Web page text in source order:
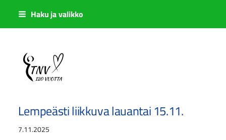
Siirry
sisältöön
Haku ja valikko
Sivuston etusivulle
Lempeästi liikkuva lauantai 15.11.
7.11.2025